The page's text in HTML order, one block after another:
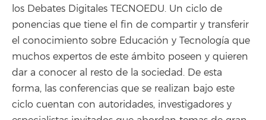
los Debates Digitales TECNOEDU. Un ciclo de
ponencias que tiene el fin de compartir y transferir
el conocimiento sobre Educación y Tecnología que
muchos expertos de este ámbito poseen y quieren
dar a conocer al resto de la sociedad. De esta
forma, las conferencias que se realizan bajo este
ciclo cuentan con autoridades, investigadores y